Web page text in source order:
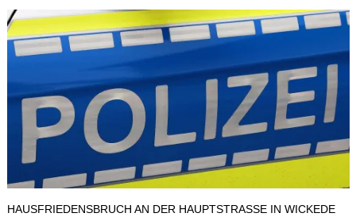
HAUSFRIEDENSBRUCH AN DER HAUPTSTRASSE IN WICKEDE